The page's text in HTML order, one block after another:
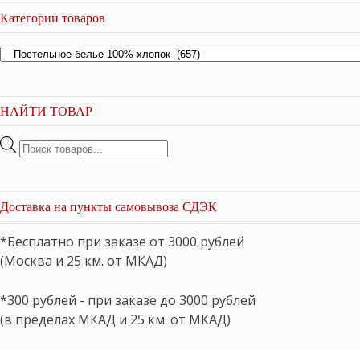
Категории товаров
НАЙТИ ТОВАР
Поиск
Доставка на пункты самовывоза СДЭК
*Бесплатно при заказе от 3000 рублей
(Москва и 25 км. от МКАД)
*300 рублей - при заказе до 3000 рублей
(в пределах МКАД и 25 км. от МКАД)